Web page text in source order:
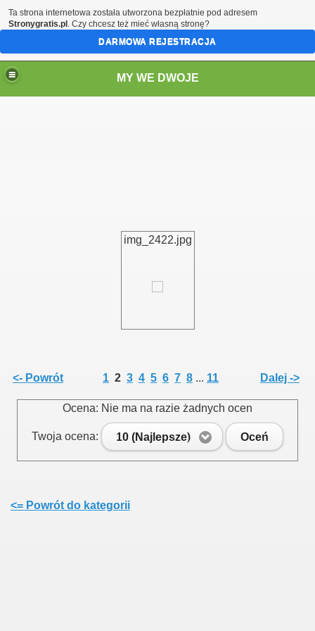
MY WE DWOJE
img_2422.jpg
<- Powrót 1 2 3 4 5 6 7 8 ... 11 Dalej ->
Ocena: Nie ma na razie żadnych ocen
Twoja ocena: 10 (Najlepsze) Oceń
<= Powrót do kategorii
Ta strona internetowa została utworzona bezpłatnie pod adresem
Stronygratis.pl . Czy chcesz też mieć własną stronę?
DARMOWA REJESTRACJA